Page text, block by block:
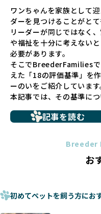
長するための環境が十分
での間に過密な環境や長
少なくありません。この
の問題につながりやすく
は言えません。
こうした背景から、
さない直接販売を採用す
ペットショップを利用す
ん。
ペットショップを避けた
法令レベルの最低基準に
ものに過ぎず、ワンちゃ
少なくなく、消費者にと
ワンちゃんを家族として
ダーを見つけることがと
リーダーが同じではなく
や福祉を十分に考えない
必要があります。
そこでBreederFamilies
えた「18の評価基準」を
ーのいをご紹介しています
本記事では、その基準に
に断尾（しっぽを切る）
ことがあります。
これは痛みを伴う処置で
手段でもあるため、切断
記事を読む
Breeder
お
初めてペットを飼う方にお